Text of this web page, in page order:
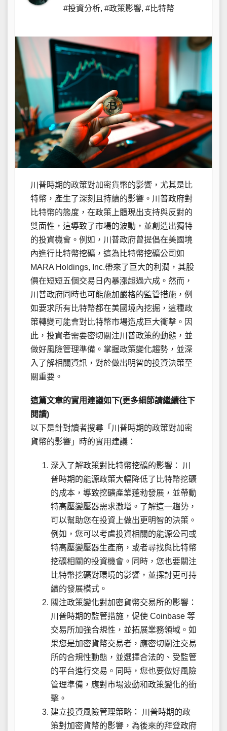
#投資分析, #政策影響, #比特幣
川普時期的政策對加密貨幣的影響，尤其是比
特幣，產生了深刻且持續的影響。川普政府對
比特幣的態度，在政策上體現出支持與反對的
雙面性，這導致了市場的波動，並創造出獨特
的投資機會。例如，川普政府曾提倡在美國境
內進行比特幣挖礦，這為比特幣挖礦公司如
MARA Holdings, Inc.帶來了巨大的利潤，其股
價在短短五個交易日內暴漲超過六成。然而，
川普政府同時也可能施加嚴格的監管措施，例
如要求所有比特幣都在美國境內挖掘，這種政
策轉變可能會對比特幣市場造成巨大衝擊。因
此，投資者需要密切關注川普政策的動態，並
做好風險管理準備。掌握政策變化趨勢，並深
入了解相關資訊，對於做出明智的投資決策至
關重要。
這篇文章的實用建議如下(更多細節請繼續往下
閱讀)
以下是針對讀者搜尋「川普時期的政策對加密
貨幣的影響」時的實用建議：
深入了解政策對比特幣挖礦的影響： 川
普時期的能源政策大幅降低了比特幣挖礦
的成本，導致挖礦產業蓬勃發展，並帶動
特高壓變壓器需求激增。了解這一趨勢，
可以幫助您在投資上做出更明智的決策。
例如，您可以考慮投資相關的能源公司或
特高壓變壓器生產商，或者尋找與比特幣
挖礦相關的投資機會。同時，您也要關注
比特幣挖礦對環境的影響，並探討更可持
續的發展模式。
關注政策變化對加密貨幣交易所的影響：
川普時期的監管措施，促使 Coinbase 等
交易所加強合規性，並拓展業務領域。如
果您是加密貨幣交易者，應密切關注交易
所的合規性動態，並選擇合法的、受監管
的平台進行交易。同時，您也要做好風險
管理準備，應對市場波動和政策變化的衝
擊。
建立投資風險管理策略： 川普時期的政
策對加密貨幣的影響，為後來的拜登政府